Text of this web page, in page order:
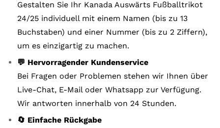
Gestalten Sie Ihr Kanada Auswärts Fußballtrikot
24/25 individuell mit einem Namen (bis zu 13
Buchstaben) und einer Nummer (bis zu 2 Ziffern),
um es einzigartig zu machen.
💬 Hervorragender Kundenservice
Bei Fragen oder Problemen stehen wir Ihnen über
Live-Chat, E-Mail oder Whatsapp zur Verfügung.
Wir antworten innerhalb von 24 Stunden.
🔄 Einfache Rückgabe